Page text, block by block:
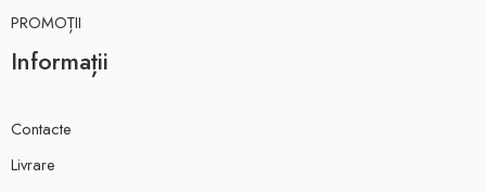
PROMOȚII
Informații
Contacte
Livrare